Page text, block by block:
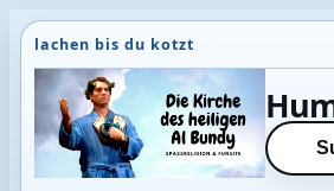
Direkt
zum
Inhalt
wechseln